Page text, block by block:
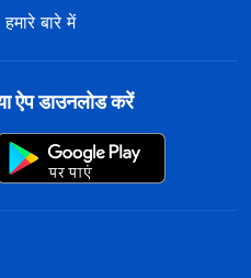
हमारे बारे में
ऐप डाउनलोड करें